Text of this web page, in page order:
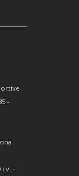
-
i.v. -